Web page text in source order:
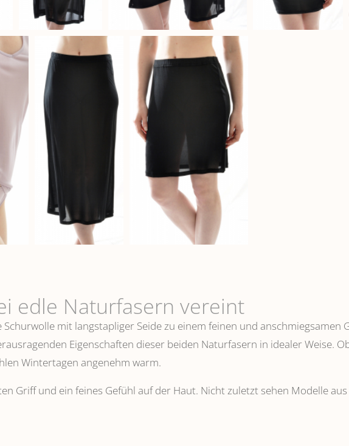
edle Naturfasern vereint
mit langstapliger Seide zu einem feinen und anschmiegsamen
Eigenschaften dieser beiden Naturfasern in idealer Weise.
Wintertagen angenehm warm.
Griff und ein feines Gefühl auf der Haut. Nicht zuletzt sehen Modelle